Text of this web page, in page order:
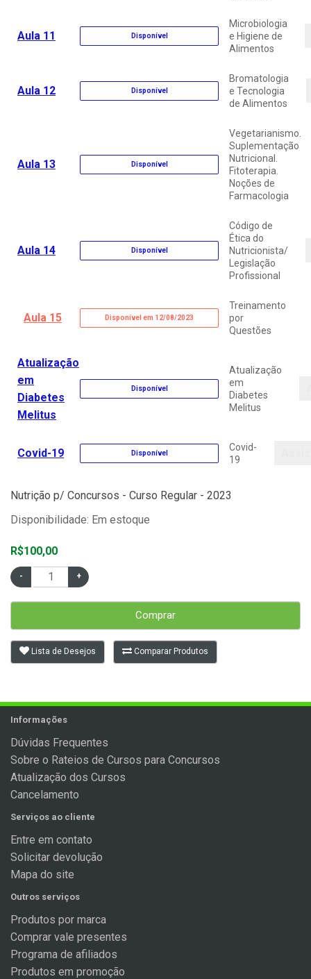
Aula 11 Disponível
Microbiologia
e Higiene de
Alimentos
Aula 12 Disponível
Bromatologia
e Tecnologia
de Alimentos
Aula 13 Disponível
Vegetarianismo.
Suplementação
Nutricional.
Fitoterapia.
Noções de
Farmacologia
Aula 14 Disponível
Código de
Ética do
Nutricionista/
Legislação
Profissional
Aula 15 Disponível em 12/08/2023
Treinamento
por
Questões
Atualização
em
Diabetes
Melitus
Disponível
Atualização
em
Diabetes
Melitus
Covid-19 Disponível
Covid-
19
Nutrição p/ Concursos - Curso Regular - 2023
Disponibilidade: Em estoque
R$100,00
Comprar
Lista de Desejos Comparar Produtos
Informações
Dúvidas Frequentes
Sobre o Rateios de Cursos para Concursos
Atualização dos Cursos
Cancelamento
Serviços ao cliente
Entre em contato
Solicitar devolução
Mapa do site
Outros serviços
Produtos por marca
Comprar vale presentes
Programa de afiliados
Produtos em promoção